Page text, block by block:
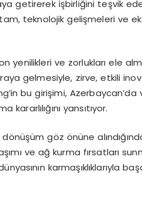
getirerek işbirliğini teşvik
teknolojik gelişmeleri ve
yenilikleri ve zorlukları ele
gelmesiyle, zirve, etkili
bu girişimi,
yansıtıyor.
göz önüne
ve ağ kurma fırsatları
karmaşıklıklarıyla